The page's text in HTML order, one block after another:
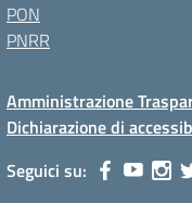
PON
PNRR
Amministrazione
Dichiarazione di
Seguici su: